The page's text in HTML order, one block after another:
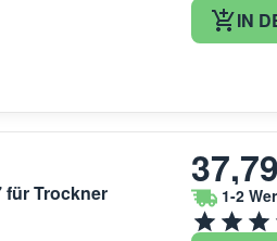
IN
für Trockner
1-2